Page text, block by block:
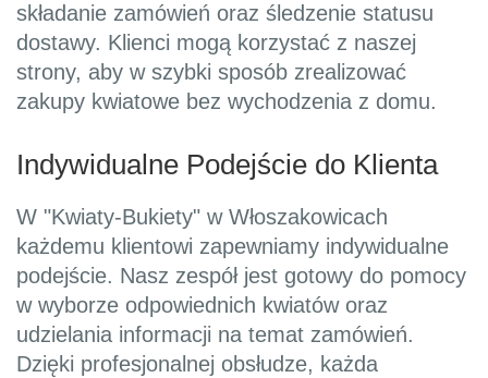
składanie zamówień oraz śledzenie statusu
dostawy. Klienci mogą korzystać z naszej
strony, aby w szybki sposób zrealizować
zakupy kwiatowe bez wychodzenia z domu.
Indywidualne Podejście do Klienta
W "Kwiaty-Bukiety" w Włoszakowicach
każdemu klientowi zapewniamy indywidualne
podejście. Nasz zespół jest gotowy do pomocy
w wyborze odpowiednich kwiatów oraz
udzielania informacji na temat zamówień.
Dzięki profesjonalnej obsłudze, każda